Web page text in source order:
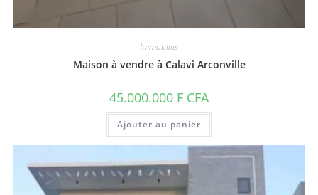
Immobilier
Maison à vendre à Calavi Arconville
45.000.000 F CFA
Ajouter au panier